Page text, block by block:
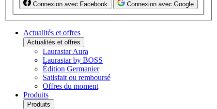
Connexion avec Facebook Connexion avec Google
Actualités et offres
Actualités et offres
Laurastar Aura
Laurastar by BOSS
Édition Germanier
Satisfait ou remboursé
Offres du moment
Produits
Produits